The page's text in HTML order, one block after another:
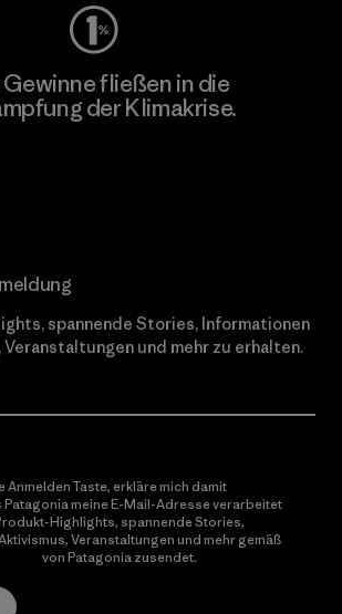
fließen in die
der Klimakrise.
spannende Stories, Informationen
und mehr zu erhalten.
Anmelden Taste, erkläre mich damit
meine E-Mail-Adresse verarbeitet
Highlights, spannende Stories,
Veranstaltungen und mehr gemäß
von Patagonia zusendet.